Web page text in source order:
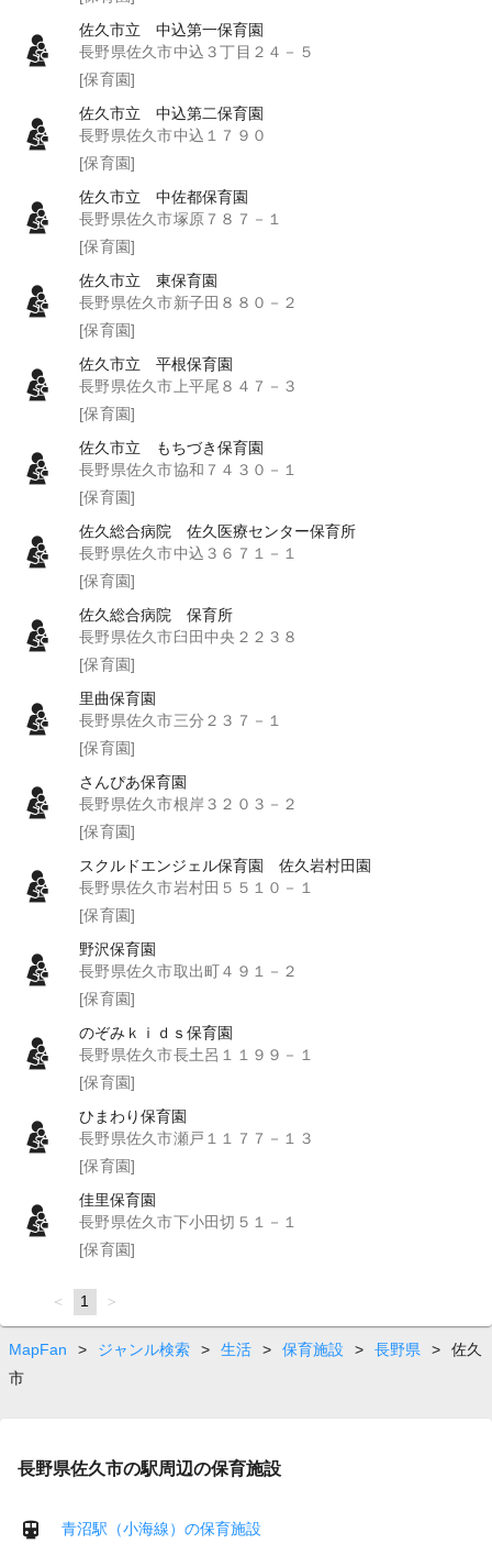
佐久市立 中込第一保育園
長野県佐久市中込３丁目２４－５
[保育園]
佐久市立 中込第二保育園
長野県佐久市中込１７９０
[保育園]
佐久市立 中佐都保育園
長野県佐久市塚原７８７－１
[保育園]
佐久市立 東保育園
長野県佐久市新子田８８０－２
[保育園]
佐久市立 平根保育園
長野県佐久市上平尾８４７－３
[保育園]
佐久市立 もちづき保育園
長野県佐久市協和７４３０－１
[保育園]
佐久総合病院 佐久医療センター保育所
長野県佐久市中込３６７１－１
[保育園]
佐久総合病院 保育所
長野県佐久市臼田中央２２３８
[保育園]
里曲保育園
長野県佐久市三分２３７－１
[保育園]
さんぴあ保育園
長野県佐久市根岸３２０３－２
[保育園]
スクルドエンジェル保育園 佐久岩村田園
長野県佐久市岩村田５５１０－１
[保育園]
野沢保育園
長野県佐久市取出町４９１－２
[保育園]
のぞみｋｉｄｓ保育園
長野県佐久市長土呂１１９９－１
[保育園]
ひまわり保育園
長野県佐久市瀬戸１１７７－１３
[保育園]
佳里保育園
長野県佐久市下小田切５１－１
[保育園]
page
You're
on
page
1 page
MapFan > ジャンル検索 > 生活 > 保育施設 > 長野県 >
佐久
市
長野県佐久市の駅周辺の保育施設
青沼駅（小海線）の保育施設